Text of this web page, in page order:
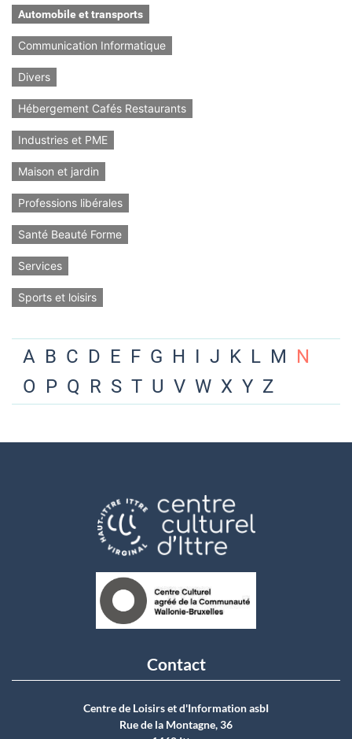
Automobile et transports
Communication Informatique
Divers
Hébergement Cafés Restaurants
Industries et PME
Maison et jardin
Professions libérales
Santé Beauté Forme
Services
Sports et loisirs
A B C D E F G H I J K L M N
O P Q R S T U V W X Y Z
Contact
Centre de Loisirs et d'Information asbI
Rue de la Montagne, 36